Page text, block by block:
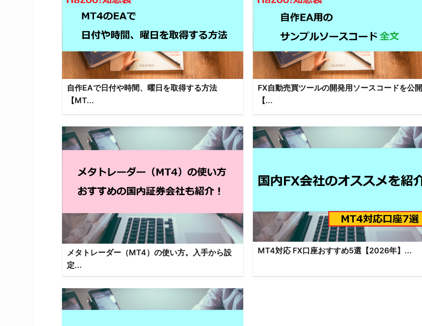
自作EAで日付や時間、曜日を取得する方法
【MT...
FX自動売買ツールの開発用ソースコードを公開
【...
メタトレーダー（MT4）の使い方。入手から設
定...
MT4対応 FX口座おすすめ5選【2026年】...